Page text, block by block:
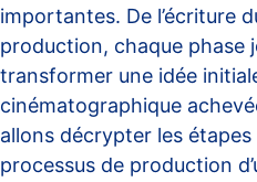
importantes. De l’écriture
production, chaque phase
transformer une idée
cinématographique
allons décrypter les
processus de production